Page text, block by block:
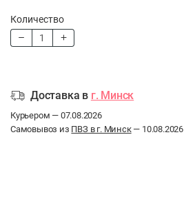
Количество
Доставка в г. Минск
Курьером — 07.08.2026
Самовывоз из ПВЗ в г. Минск— 10.08.2026